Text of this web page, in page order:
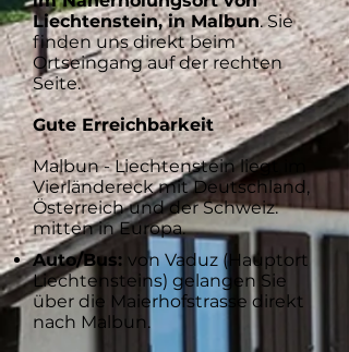
Liechtenstein, in Malbun. Sie
finden uns direkt beim
Ortseingang auf der rechten
Seite.
Gute Erreichbarkeit
Malbun - Liechtenstein liegt im
Vierländereck mit Deutschland,
Österreich und der Schweiz.
mitten in Europa.
Auto/Bus: von Vaduz (Hauptort
Liechtensteins) gelangen Sie
über die Maierhofstrasse direkt
nach Malbun.